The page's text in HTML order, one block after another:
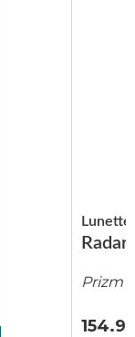
Prizm